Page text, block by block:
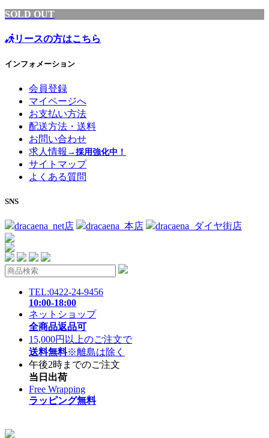
SOLD OUT
リースの方はこちら
インフォメーション
会員登録
マイページへ
お支払い方法
配送方法・送料
お問い合わせ
求人情報 →採用強化中！
サイトマップ
よくある質問
SNS
dracaena_net店 dracaena_本店 dracaena_ダイヤ街店
TEL:0422-24-9456
10:00-18:00
ネットショップ
全商品返品可
15,000円以上のご注文で
送料無料※離島は除く
午後2時までのご注文
当日出荷
Free Wrapping
ラッピング無料